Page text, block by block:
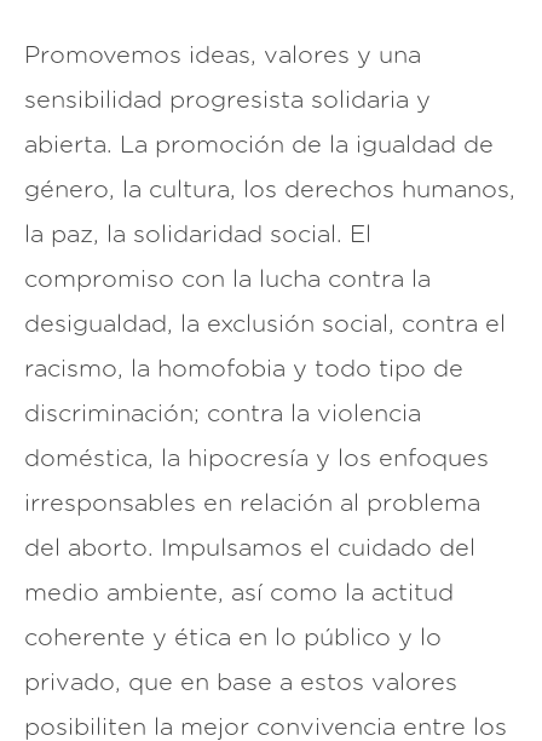
Promovemos ideas, valores y una
sensibilidad progresista solidaria y
abierta. La promoción de la igualdad de
género, la cultura, los derechos humanos,
la paz, la solidaridad social. El
compromiso con la lucha contra la
desigualdad, la exclusión social, contra el
racismo, la homofobia y todo tipo de
discriminación; contra la violencia
doméstica, la hipocresía y los enfoques
irresponsables en relación al problema
del aborto. Impulsamos el cuidado del
medio ambiente, así como la actitud
coherente y ética en lo público y lo
privado, que en base a estos valores
posibiliten la mejor convivencia entre los